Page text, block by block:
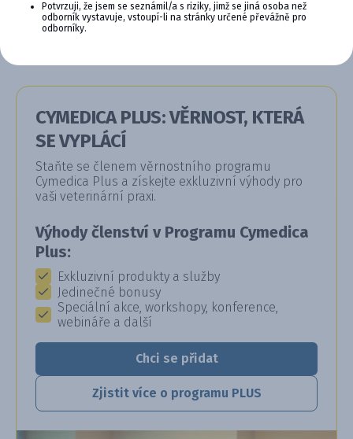
Detail produktu
CYMEDICA PLUS: VĚRNOST, KTERÁ
SE VYPLÁCÍ
Staňte se členem věrnostního programu
Cymedica Plus a získejte exkluzivní výhody pro
vaši veterinární praxi.
Výhody členství v Programu Cymedica
Plus:
Exkluzivní produkty a služby
Jedinečné bonusy
Speciální akce, workshopy, konference,
webináře a další
Chci se přidat
Zjistit více o programu PLUS
Potvrzuji, že jsem se seznámil/a s riziky, jimž se jiná osoba než
odborník vystavuje, vstoupí-li na stránky určené převážně pro
odborníky.